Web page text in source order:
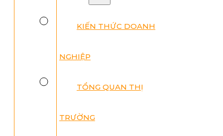
KIẾN THỨC DOANH
NGHIỆP
TỔNG QUAN THỊ
TRƯỜNG